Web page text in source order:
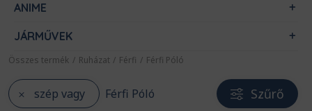
ANIME
JÁRMŰVEK
Összes termék / Ruházat / Férfi / Férfi Póló
szép vagy Férfi Póló Szűrő